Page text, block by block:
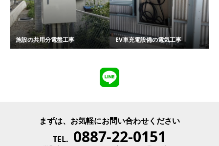
施設の共用分電盤工事 EV車充電設備の電気工事
まずは、お気軽にお問い合わせください
TEL. 0887-22-0151